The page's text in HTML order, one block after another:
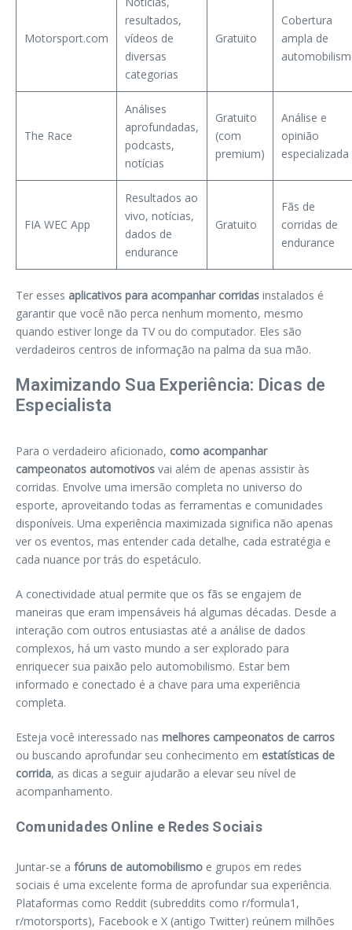
Motorsport.com
resultados,
vídeos de
diversas
categorias
Gratuito
Cobertura
ampla de
The Race
Análises
aprofundadas,
podcasts,
notícias
Gratuito
(com
premium)
Análise e
opinião
especializada
FIA WEC App
Resultados ao
vivo, notícias,
dados de
endurance
Gratuito
Fãs de
corridas de
endurance
Ter esses aplicativos para acompanhar corridas instalados é
garantir que você não perca nenhum momento, mesmo
quando estiver longe da TV ou do computador. Eles são
verdadeiros centros de informação na palma da sua mão.
Maximizando Sua Experiência: Dicas de
Especialista
Para o verdadeiro aficionado, como acompanhar
campeonatos automotivos vai além de apenas assistir às
corridas. Envolve uma imersão completa no universo do
esporte, aproveitando todas as ferramentas e comunidades
disponíveis. Uma experiência maximizada significa não apenas
ver os eventos, mas entender cada detalhe, cada estratégia e
cada nuance por trás do espetáculo.
A conectividade atual permite que os fãs se engajem de
maneiras que eram impensáveis há algumas décadas. Desde a
interação com outros entusiastas até a análise de dados
complexos, há um vasto mundo a ser explorado para
enriquecer sua paixão pelo automobilismo. Estar bem
informado e conectado é a chave para uma experiência
completa.
Esteja você interessado nas melhores campeonatos de carros
ou buscando aprofundar seu conhecimento em estatísticas de
corrida, as dicas a seguir ajudarão a elevar seu nível de
acompanhamento.
Comunidades Online e Redes Sociais
Juntar-se a fóruns de automobilismo e grupos em redes
sociais é uma excelente forma de aprofundar sua experiência.
Plataformas como Reddit (subreddits como r/formula1,
r/motorsports), Facebook e X (antigo Twitter) reúnem milhões